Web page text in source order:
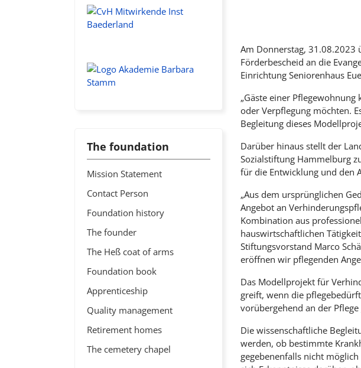
The foundation
Mission Statement
Contact Person
Foundation history
The founder
The Heß coat of arms
Foundation book
Apprenticeship
Quality management
Retirement homes
The cemetery chapel
Am Donnerstag, 31.08.2023
Förderbescheid an die
Einrichtung Seniorenhaus
„Gäste einer
oder Verpflegung möchten.
Begleitung dieses
Darüber hinaus stellt der
Sozialstiftung Hammelburg
für die Entwicklung und den
„Aus dem ursprünglichen
Angebot an
Kombination aus
hauswirtschaftlichen
Stiftungsvorstand Marco
eröffnen wir pflegenden
Das Modellprojekt für
greift, wenn die
vorübergehend an der
Die wissenschaftliche
werden, ob bestimmte
gegebenenfalls nicht